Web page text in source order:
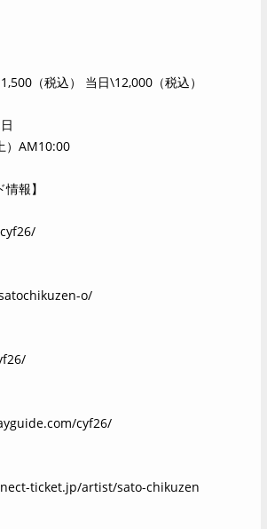
（税込） 当日\12,000（税込）
）AM10:00
報】
o/
cyf26/
ticket.jp/artist/sato-chikuzen